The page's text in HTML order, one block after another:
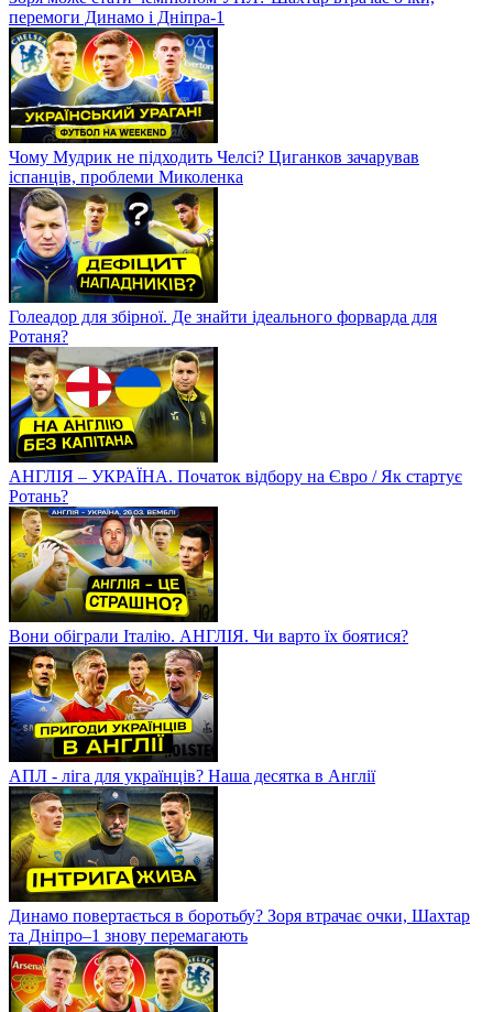
перемоги Динамо і Дніпра-1
Чому Мудрик не підходить Челсі? Циганков зачарував
іспанців, проблеми Миколенка
Голеадор для збірної. Де знайти ідеального форварда для
Ротаня?
АНГЛІЯ – УКРАЇНА. Початок відбору на Євро / Як стартує
Ротань?
Вони обіграли Італію. АНГЛІЯ. Чи варто їх боятися?
АПЛ - ліга для українців? Наша десятка в Англії
Динамо повертається в боротьбу? Зоря втрачає очки, Шахтар
та Дніпро–1 знову перемагають